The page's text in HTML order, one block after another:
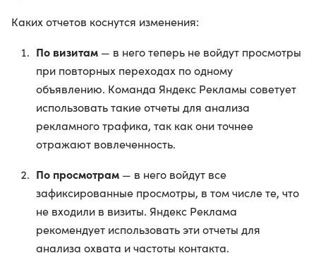
Каких отчетов коснутся изменения:
По визитам — в него теперь не войдут просмотры
при повторных переходах по одному
объявлению. Команда Яндекс Рекламы советует
использовать такие отчеты для анализа
рекламного трафика, так как они точнее
отражают вовлеченность.
По просмотрам — в него войдут все
зафиксированные просмотры, в том числе те, что
не входили в визиты. Яндекс Реклама
рекомендует использовать эти отчеты для
анализа охвата и частоты контакта.